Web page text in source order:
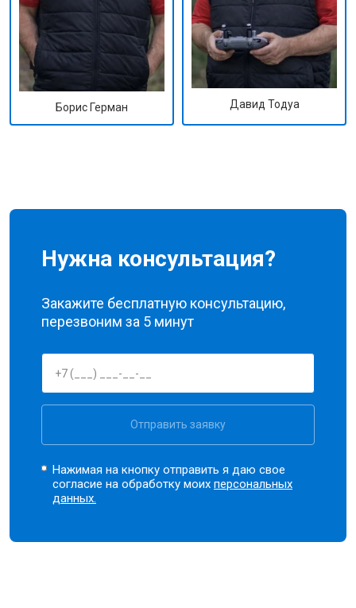
Борис Герман Давид Тодуа
Нужна консультация?
Закажите бесплатную консультацию,
перезвоним за 5 минут
Отправить заявку
Нажимая на кнопку отправить я даю свое
согласие на обработку моихперсональных
данных.